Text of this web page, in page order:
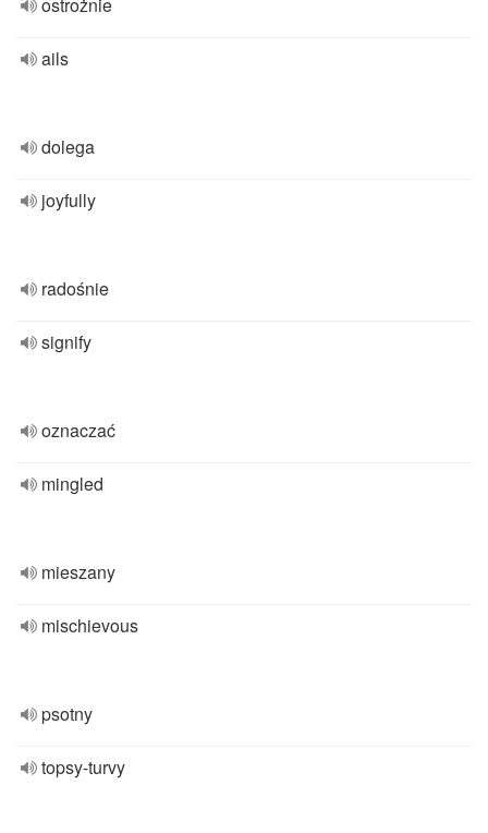
ails
dolega
joyfully
radośnie
signify
oznaczać
mingled
mieszany
mischievous
psotny
topsy-turvy